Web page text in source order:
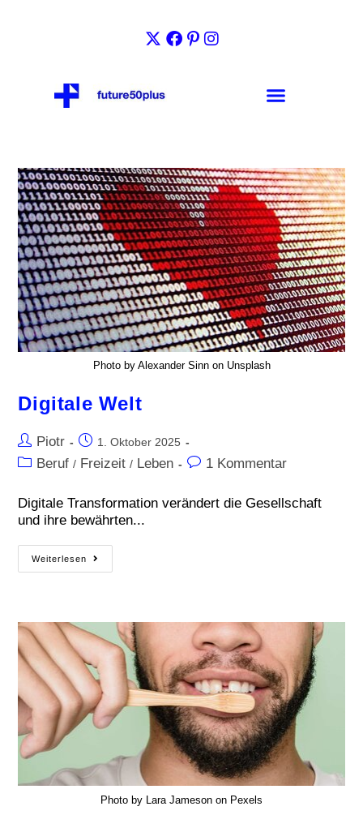
Photo by Alexander Sinn on Unsplash
Digitale Welt
Piotr 1. Oktober 2025
Beruf / Freizeit / Leben 1 Kommentar
Digitale Transformation verändert die Gesellschaft
und ihre bewährten...
Weiterlesen
Photo by Lara Jameson on Pexels